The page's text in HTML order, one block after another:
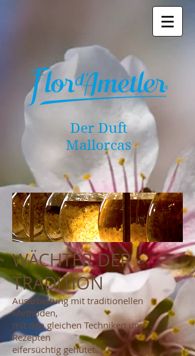
Der Duft
Mallorcas
WÄCHTER DER
TRADITION
Ausarbeitung mit traditionellen
Methoden,
mit den gleichen Techniken und
Rezepten
eifersüchtig gehütet.